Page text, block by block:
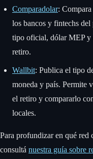
Comparadolar:
los bancos y fintechs
tipo oficial, dólar MEP y
retiro.
Wallbit: Publica el tipo
moneda y país. Permite
el retiro y compararlo
locales.
Para profundizar en qué
consultá nuestra guía sobre